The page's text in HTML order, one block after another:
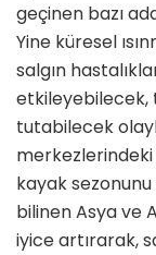
geçinen bazı
Yine küresel
salgın
etkileyebilecek,
tu­tabilecek
kayak sezonunu
bilinen Asya ve
iyice ar­tırarak,